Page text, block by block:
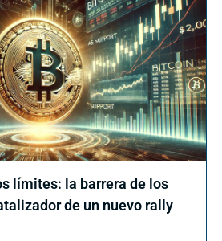
límites: la barrera de los
de un nuevo rally